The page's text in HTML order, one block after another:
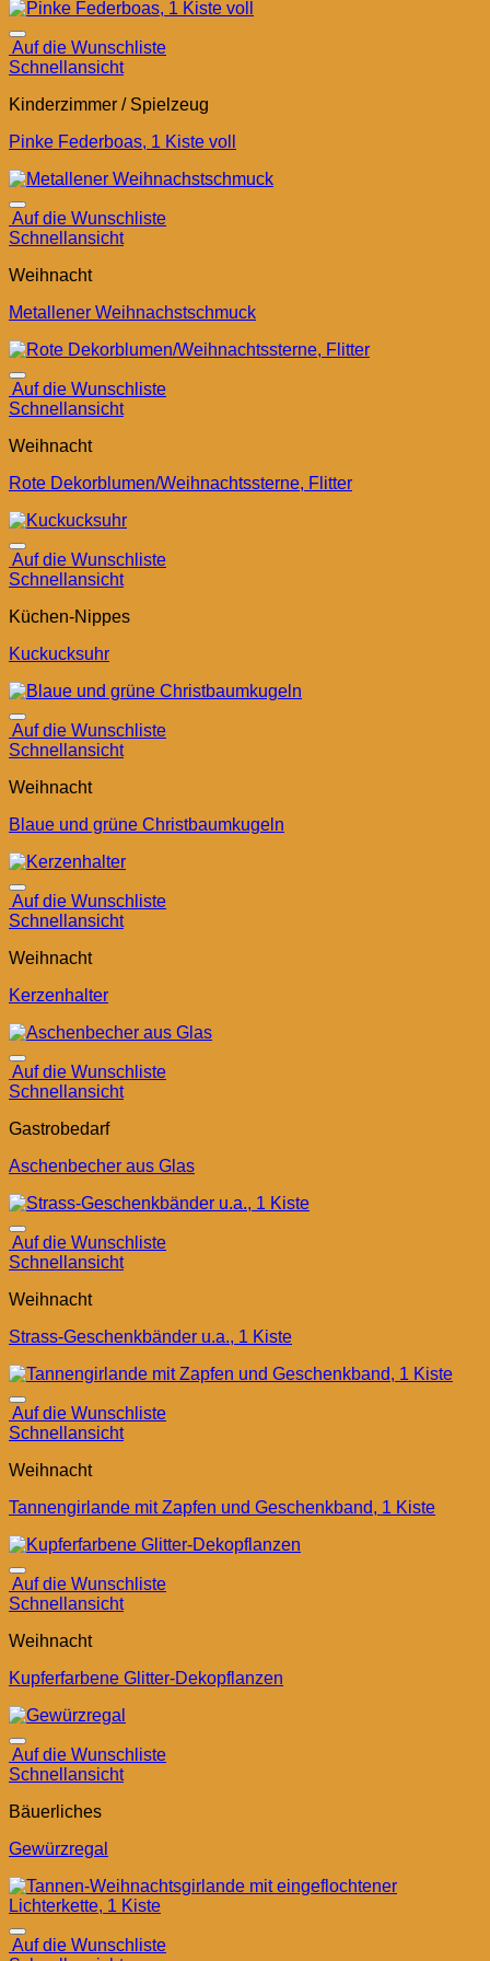
Auf die Wunschliste
Schnellansicht
Kinderzimmer / Spielzeug
Pinke Federboas, 1 Kiste voll
Auf die Wunschliste
Schnellansicht
Weihnacht
Metallener Weihnachstschmuck
Auf die Wunschliste
Schnellansicht
Weihnacht
Rote Dekorblumen/Weihnachtssterne, Flitter
Auf die Wunschliste
Schnellansicht
Küchen-Nippes
Kuckucksuhr
Auf die Wunschliste
Schnellansicht
Weihnacht
Blaue und grüne Christbaumkugeln
Auf die Wunschliste
Schnellansicht
Weihnacht
Kerzenhalter
Auf die Wunschliste
Schnellansicht
Gastrobedarf
Aschenbecher aus Glas
Auf die Wunschliste
Schnellansicht
Weihnacht
Strass-Geschenkbänder u.a., 1 Kiste
Auf die Wunschliste
Schnellansicht
Weihnacht
Tannengirlande mit Zapfen und Geschenkband, 1 Kiste
Auf die Wunschliste
Schnellansicht
Weihnacht
Kupferfarbene Glitter-Dekopflanzen
Auf die Wunschliste
Schnellansicht
Bäuerliches
Gewürzregal
Auf die Wunschliste